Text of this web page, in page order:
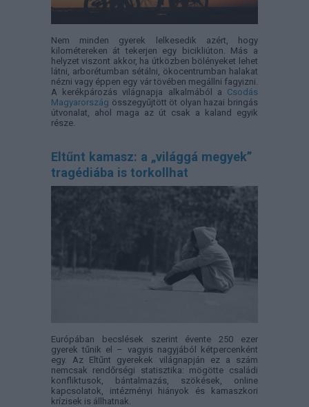
Nem minden gyerek lelkesedik azért, hogy
kilométereken át tekerjen egy bicikliúton. Más a
helyzet viszont akkor, ha útközben bölényeket lehet
látni, arborétumban sétálni, ökocentrumban halakat
nézni vagy éppen egy vár tövében megállni fagyizni.
A kerékpározás világnapja alkalmából a Csodás
Magyarország összegyűjtött öt olyan hazai bringás
útvonalat, ahol maga az út csak a kaland egyik
része.
Eltűnt kamasz: a „világgá megyek”
tragédiába is torkollhat
Európában becslések szerint évente 250 ezer
gyerek tűnik el – vagyis nagyjából kétpercenként
egy. Az Eltűnt gyerekek világnapján ez a szám
nemcsak rendőrségi statisztika: mögötte családi
konfliktusok, bántalmazás, szökések, online
kapcsolatok, intézményi hiányok és kamaszkori
krízisek is állhatnak.